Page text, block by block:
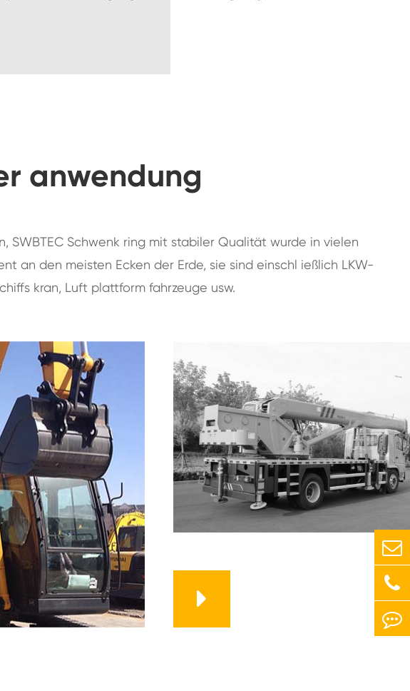
anwendung
SWBTEC Schwenk ring mit stabiler Qualität wurde in vielen
an den meisten Ecken der Erde, sie sind einschl ießlich LKW-
kran, Luft plattform fahrzeuge usw.